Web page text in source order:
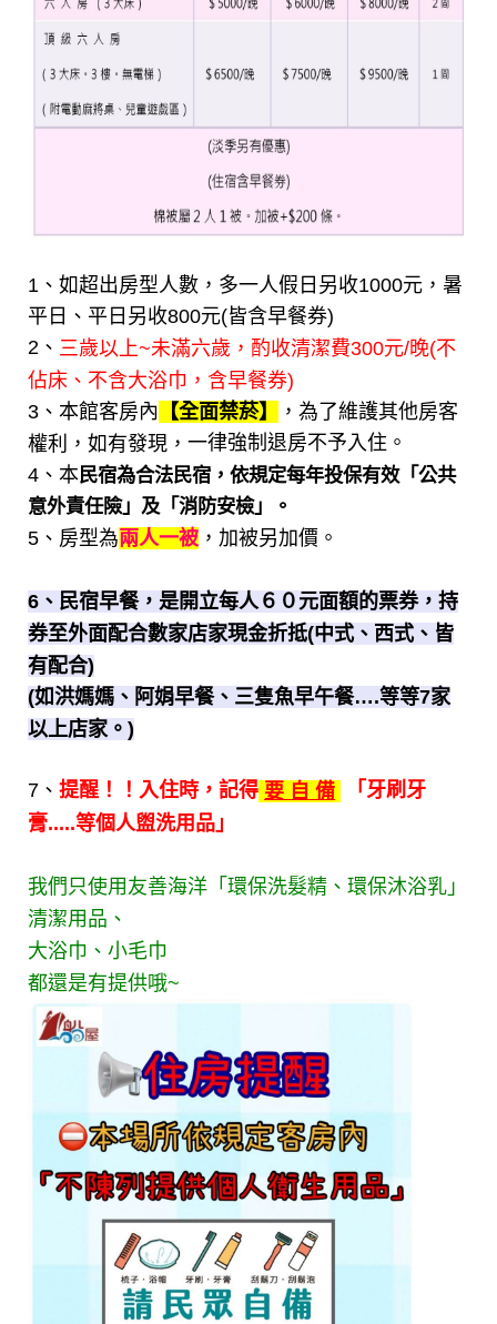
1、如超出房型人數，多一人假日另收1000元，暑
平日、平日另收800元(皆含早餐券)
2、 三歲以上~未滿六歲，酌收清潔費300元/晚(不
佔床、不含大浴巾，含早餐券)
3、 本館客房內 【全面禁菸】
，為了維護其他房客
權利，如有發現， 一律強制退房不予入住。
4、本民宿為合法民宿，依規定每年投保有效「公共
意外責任險」及「消防安檢」。
5、房型為兩人一被 ，加被另加價。
6、民宿早餐，是開立每人６０元面額的票券，持
券至外面配合數家店家現金折抵(中式、西式、皆
有配合)
(如洪媽媽、阿娟早餐、三隻魚早午餐….等等7家
以上店家。)
7、 提醒！！入住時，記得 要 自 備
「牙刷牙
膏.....等個人盥洗用品」
我們只使用友善海洋「環保洗髮精、環保沐浴乳」
清潔用品、
大浴巾、小毛巾
都還是有提供哦~